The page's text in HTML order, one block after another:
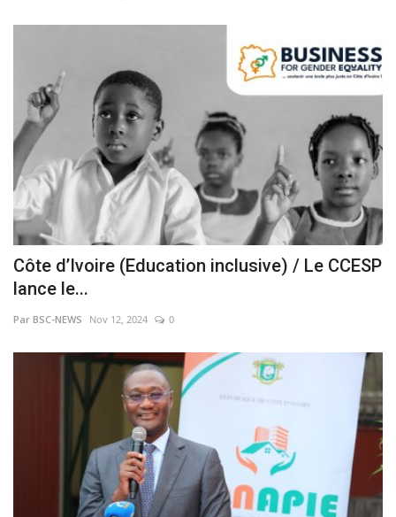
Côte d’Ivoire (Education inclusive) / Le CCESP
lance le...
Par BSC-NEWS Nov 12, 2024 0